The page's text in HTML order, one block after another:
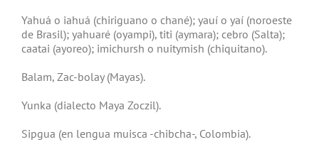
Yahuá o iahuá (chiriguano o chané); yauí o yaí (noroeste
de Brasil); yahuaré (oyampi), titi (aymara); cebro (Salta);
caatai (ayoreo); imichursh o nuitymish (chiquitano).
Balam, Zac-bolay (Mayas).
Yunka (dialecto Maya Zoczil).
Sipgua (en lengua muisca -chibcha-, Colombia).